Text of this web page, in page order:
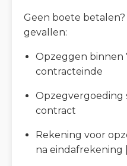
Geen boete
gevallen:
Opzeggen binnen
contracteinde
Opzegvergoeding
contract
Rekening voor
na eindafrekening